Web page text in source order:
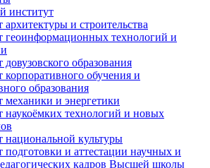
институт
архитектуры и строительства
геоинформационных технологий и
довузовского образования
корпоративного обучения и
образования
механики и энергетики
наукоёмких технологий и новых
национальной культуры
подготовки и аттестации научных и
кадров Высшей школы